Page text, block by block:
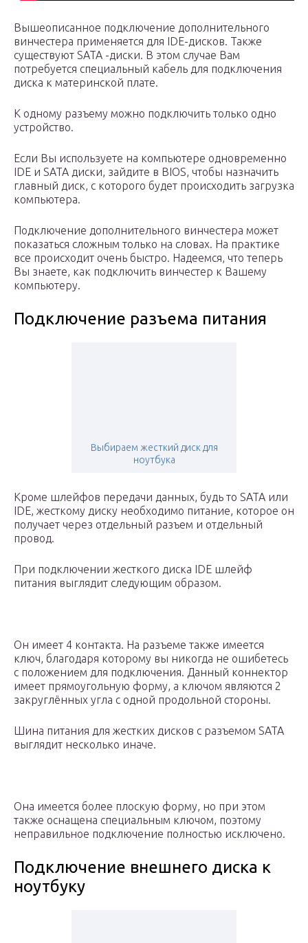
Вышеописанное подключение дополнительного
винчестера применяется для IDE-дисков. Также
существуют SATA -диски. В этом случае Вам
потребуется специальный кабель для подключения
диска к материнской плате.
К одному разъему можно подключить только одно
устройство.
Если Вы используете на компьютере одновременно
IDE и SATA диски, зайдите в BIOS, чтобы назначить
главный диск, с которого будет происходить загрузка
компьютера.
Подключение дополнительного винчестера может
показаться сложным только на словах. На практике
все происходит очень быстро. Надеемся, что теперь
Вы знаете, как подключить винчестер к Вашему
компьютеру.
Подключение разъема питания
Выбираем жесткий диск для
ноутбука
Кроме шлейфов передачи данных, будь то SATA или
IDE, жесткому диску необходимо питание, которое он
получает через отдельный разъем и отдельный
провод.
При подключении жесткого диска IDE шлейф
питания выглядит следующим образом.
Он имеет 4 контакта. На разъеме также имеется
ключ, благодаря которому вы никогда не ошибетесь
с положением для подключения. Данный коннектор
имеет прямоугольную форму, а ключом являются 2
закруглённых угла с одной продольной стороны.
Шина питания для жестких дисков с разъемом SATA
выглядит несколько иначе.
Она имеется более плоскую форму, но при этом
также оснащена специальным ключом, поэтому
неправильное подключение полностью исключено.
Подключение внешнего диска к
ноутбуку